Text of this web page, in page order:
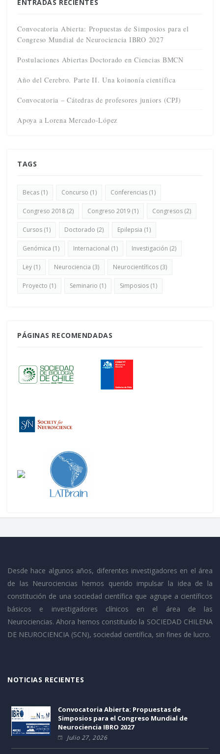
ENTRADAS RECIENTES
Convocatoria Abierta: Propuestas de Simposios para el
Congreso Mundial de Neurociencia IBRO 2027
Postulaciones Abiertas Doctorado en Ciencias BMCN
Año del Cerebro. Parte II. Una koinonía científica
Convocatoria – Cátedras de profesores juniors (CPJ)
Apoya a Lorena Mercado-López
TAGS
Becas (1) Concurso (1) Conferencias (1)
Congreso 2018 (2) Congreso 2019 (1) Congresos (2)
Cursos (1) Doctorado (2) Epilepsia (1)
Genómica (1) Internacional (1) Investigación (2)
Ley (1) Neurociencia (3) Neurocientíficos (3)
Proyecto (1) Seminario (1) Simposios (1)
PÁGINAS RECOMENDADAS
Desde hace algunos años, diferentes investigadores en el área
de las Neurociencias hemos querido impulsar la idea de la
constitución de una sociedad científica que agrupe a científicos
básicos e investigadores clínicos en el área de las
Neurociencias. Ahora hemos constituido la SOCIEDAD CHILENA
DE NEUROCIENCIA (SCN), sociedad científica, sin fines de lucro.
NOTICIAS RECIENTES
Convocatoria Abierta: Propuestas de
Simposios para el Congreso Mundial de
Neurociencia IBRO 2027
Julio 27, 2026